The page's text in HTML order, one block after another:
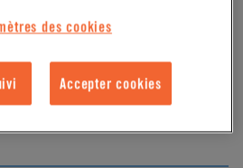
per line
des cookies
Accepter cookies